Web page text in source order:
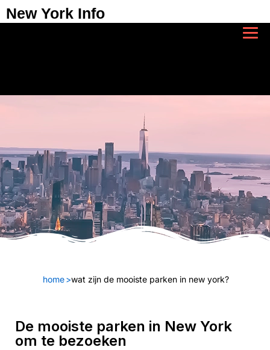
New York Info
home >wat zijn de mooiste parken in new york?
De mooiste parken in New York
om te bezoeken